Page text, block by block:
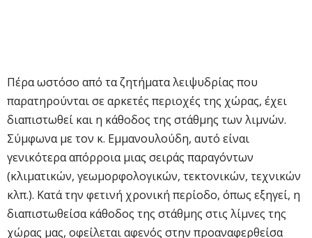
Πέρα ωστόσο από τα ζητήματα λειψυδρίας που
παρατηρούνται σε αρκετές περιοχές της χώρας, έχει
διαπιστωθεί και η κάθοδος της στάθμης των λιμνών.
Σύμφωνα με τον κ. Εμμανουλούδη, αυτό είναι
γενικότερα απόρροια μιας σειράς παραγόντων
(κλιματικών, γεωμορφολογικών, τεκτονικών, τεχνικών
κλπ.). Κατά την φετινή χρονική περίοδο, όπως εξηγεί, η
διαπιστωθείσα κάθοδος της στάθμης στις λίμνες της
χώρας μας, οφείλεται αφενός στην προαναφερθείσα